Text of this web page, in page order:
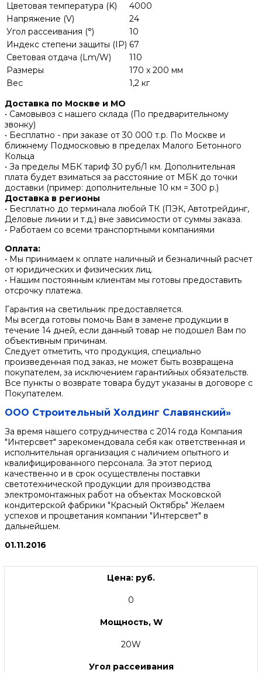
Цветовая температура (K)
4000
Напряжение (V)
24
Угол рассеивания (°)
10
Индекс степени защиты (IP) 67
Световая отдача (Lm/W)
110
Размеры
170 x 200 мм
Вес
1,2 кг
Доставка по Москве и МО
• Самовывоз с нашего склада (По предварительному
звонку)
• Бесплатно - при заказе от 30 000 т.р. По Москве и
ближнему Подмосковью в пределах Малого Бетонного
Кольца
• За пределы МБК тариф 30 руб/1 км. Дополнительная
плата будет взиматься за расстояние от МБК до точки
доставки (пример: дополнительные 10 км = 300 р.)
Доставка в регионы
• Бесплатно до терминала любой ТК (ПЭК, Автотрейдинг,
Деловые линии и т.д.) вне зависимости от суммы заказа.
• Работаем со всеми транспортными компаниями
Оплата:
• Мы принимаем к оплате наличный и безналичный расчет
от юридических и физических лиц.
• Нашим постоянным клиентам мы готовы предоставить
отсрочку платежа.
Гарантия на светильник предоставляется.
Мы всегда готовы помочь Вам в замене продукции в
течение 14 дней, если данный товар не подошел Вам по
объективным причинам.
Следует отметить, что продукция, специально
произведенная под заказ, не может быть возвращена
покупателем, за исключением гарантийных обязательств.
Все пункты о возврате товара будут указаны в договоре с
Покупателем.
ООО Строительный Холдинг Славянский»
За время нашего сотрудничества с 2014 года Компания
"Интерсвет" зарекомендовала себя как ответственная и
исполнительная организация с наличием опытного и
квалифицированного персонала. За этот период
качественно и в срок осуществлены поставки
светотехнической продукции для производства
электромонтажных работ на объектах Московской
кондитерской фабрики "Красный Октябрь" Желаем
успехов и процветания компании "Интерсвет" в
дальнейшем.
01.11.2016
Цена: руб.
0
Мощность, W
20W
Угол рассеивания